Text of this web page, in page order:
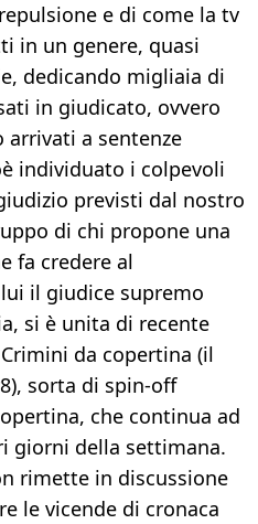
e di come la tv
in un genere, quasi
dedicando migliaia di
in giudicato, ovvero
arrivati a sentenze
individuato i colpevoli
previsti dal nostro
di chi propone una
fa credere al
il giudice supremo
si è unita di recente
da copertina (il
sorta di spin-off
che continua ad
giorni della settimana.
rimette in discussione
le vicende di cronaca